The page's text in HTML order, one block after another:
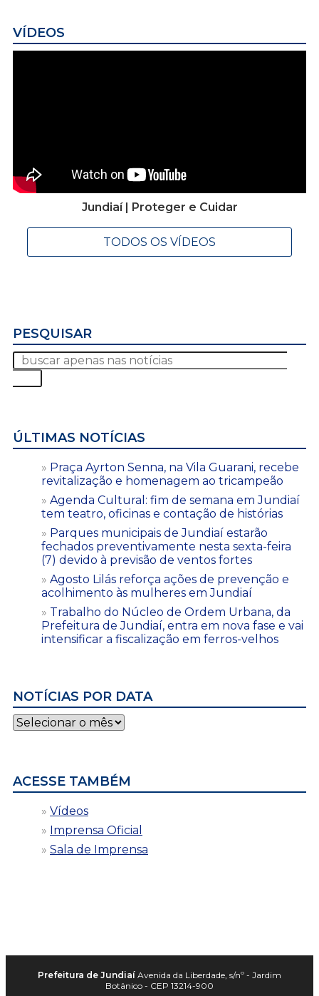
VÍDEOS
Jundiaí | Proteger e Cuidar
TODOS OS VÍDEOS
PESQUISAR
ÚLTIMAS NOTÍCIAS
Praça Ayrton Senna, na Vila Guarani, recebe
revitalização e homenagem ao tricampeão
Agenda Cultural: fim de semana em Jundiaí
tem teatro, oficinas e contação de histórias
Parques municipais de Jundiaí estarão
fechados preventivamente nesta sexta-feira
(7) devido à previsão de ventos fortes
Agosto Lilás reforça ações de prevenção e
acolhimento às mulheres em Jundiaí
Trabalho do Núcleo de Ordem Urbana, da
Prefeitura de Jundiaí, entra em nova fase e vai
intensificar a fiscalização em ferros-velhos
NOTÍCIAS POR DATA
Notícias
por
ACESSE TAMBÉM
Vídeos
Imprensa Oficial
Sala de Imprensa
Prefeitura de Jundiaí Avenida da Liberdade, s/nº - Jardim
Botânico - CEP 13214-900